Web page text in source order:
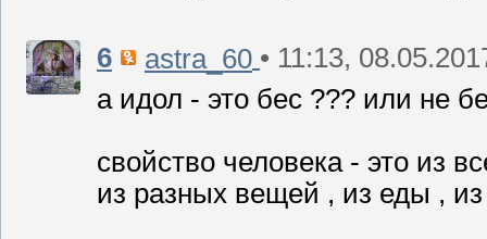
6 astra_60 • 11:13,
а идол - это бес ??? или не
свойство человека - это из
из разных вещей , из еды ,